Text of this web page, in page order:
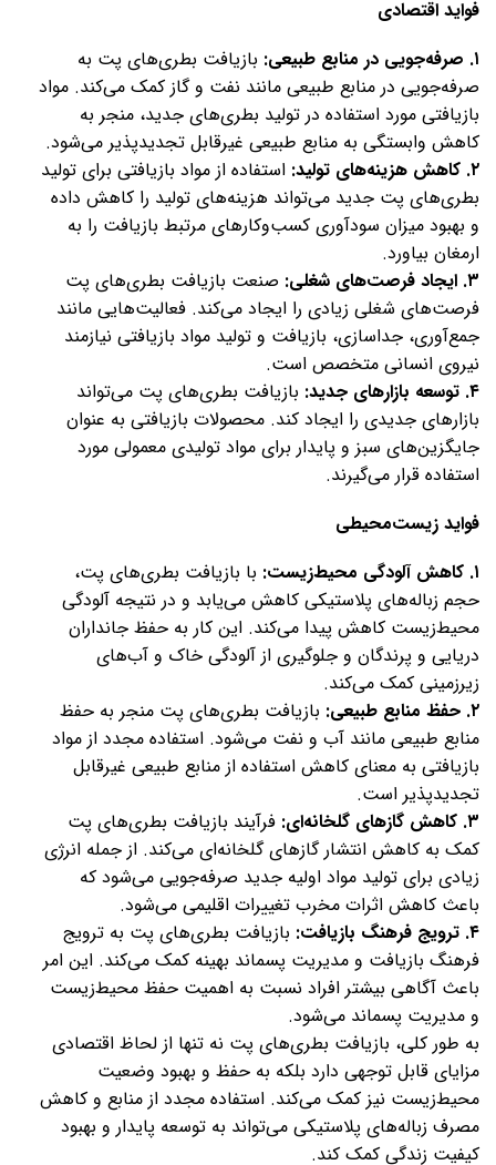
فواید اقتصادی
۱. صرفه‌جویی در منابع طبیعی:
بازیافت بطری‌های پت به
صرفه‌جویی در منابع طبیعی مانند نفت و گاز کمک می‌کند. مواد
بازیافتی مورد استفاده در تولید بطری‌های جدید، منجر به
کاهش وابستگی به منابع طبیعی غیرقابل تجدیدپذیر می‌شود.
۲. کاهش هزینه‌های تولید:
استفاده از مواد بازیافتی برای تولید
بطری‌های پت جدید می‌تواند هزینه‌های تولید را کاهش داده
و بهبود میزان سودآوری کسب‌وکار‌های مرتبط بازیافت را به
ارمغان بیاورد.
۳. ایجاد فرصت‌های شغلی:
صنعت بازیافت بطری‌های پت
فرصت‌های شغلی زیادی را ایجاد می‌کند. فعالیت‌هایی مانند
جمع‌آوری، جداسازی، بازیافت و تولید مواد بازیافتی نیازمند
نیروی انسانی متخصص است.
۴. توسعه بازارهای جدید:
بازیافت بطری‌های پت می‌تواند
بازارهای جدیدی را ایجاد کند. محصولات بازیافتی به عنوان
جایگزین‌های سبز و پایدار برای مواد تولیدی معمولی مورد
استفاده قرار می‌گیرند.
فواید زیست‌محیطی
۱. کاهش آلودگی محیط‌زیست:
با بازیافت بطری‌های پت،
حجم زباله‌های پلاستیکی کاهش می‌یابد و در نتیجه آلودگی
محیط‌زیست کاهش پیدا می‌کند. این کار به حفظ جانداران
دریایی و پرندگان و جلوگیری از آلودگی خاک و آب‌های
زیرزمینی کمک می‌کند.
۲. حفظ منابع طبیعی:
بازیافت بطری‌های پت منجر به حفظ
منابع طبیعی مانند آب و نفت می‌شود. استفاده مجدد از مواد
بازیافتی به معنای کاهش استفاده از منابع طبیعی غیرقابل
تجدیدپذیر است.
۳. کاهش گازهای گلخانه‌ای:
فرآیند بازیافت بطری‌های پت
کمک به کاهش انتشار گازهای گلخانه‌ای می‌کند. از جمله انرژی
زیادی برای تولید مواد اولیه جدید صرفه‌جویی می‌شود که
باعث کاهش اثرات مخرب تغییرات اقلیمی می‌شود.
۴. ترویج فرهنگ بازیافت:
بازیافت بطری‌های پت به ترویج
فرهنگ بازیافت و مدیریت پسماند بهینه کمک می‌کند. این امر
باعث آگاهی بیشتر افراد نسبت به اهمیت حفظ محیط‌زیست
و مدیریت پسماند می‌شود.
به طور کلی، بازیافت بطری‌های پت نه تنها از لحاظ اقتصادی
مزایای قابل توجهی دارد بلکه به حفظ و بهبود وضعیت
محیط‌زیست نیز کمک می‌کند. استفاده مجدد از منابع و کاهش
مصرف زباله‌های پلاستیکی می‌تواند به توسعه پایدار و بهبود
کیفیت زندگی کمک کند.